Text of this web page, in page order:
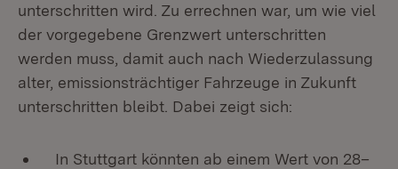
unterschritten wird. Zu errechnen war, um wie viel
der vorgegebene Grenzwert unterschritten
werden muss, damit auch nach Wiederzulassung
alter, emissionsträchtiger Fahrzeuge in Zukunft
unterschritten bleibt. Dabei zeigt sich:
In Stuttgart könnten ab einem Wert von 28–